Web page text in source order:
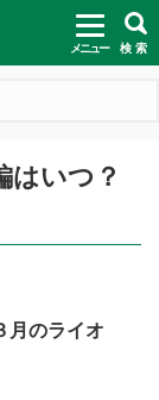
メニュー 検 索
はいつ？
月のライオ